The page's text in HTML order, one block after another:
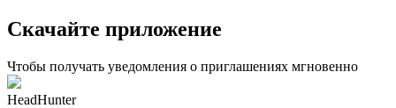
Скачайте приложение
Чтобы получать уведомления о приглашениях мгновенно
HeadHunter